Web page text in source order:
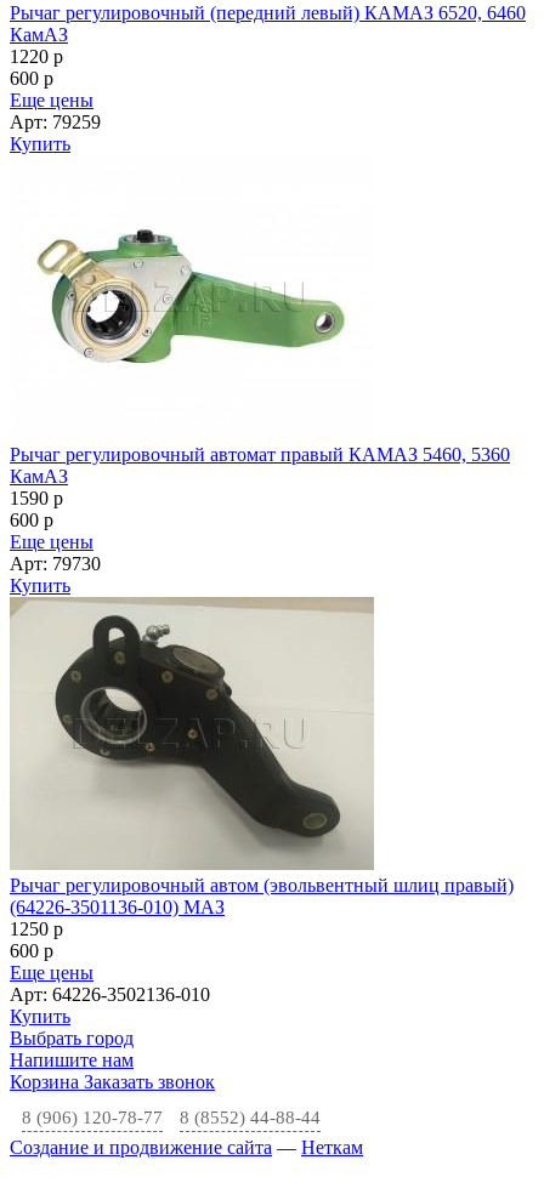
Рычаг регулировочный (передний левый) КАМАЗ 6520, 6460
КамАЗ
1220 p
600 p
Еще цены
Арт: 79259
Купить
Рычаг регулировочный автомат правый КАМАЗ 5460, 5360
КамАЗ
1590 p
600 p
Еще цены
Арт: 79730
Купить
Рычаг регулировочный автом (эвольвентный шлиц правый)
(64226-3501136-010) МАЗ
1250 p
600 p
Еще цены
Арт: 64226-3502136-010
Купить
Выбрать город
Напишите нам
Корзина Заказать звонок
8 (906) 120-78-77 8 (8552) 44-88-44
Создание и продвижение сайта — Неткам